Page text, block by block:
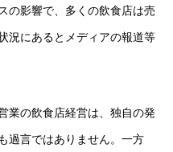
の影響で、多くの飲食店は売
況にあるとメディアの報道等
業の飲食店経営は、独自の発
過言ではありません。一方